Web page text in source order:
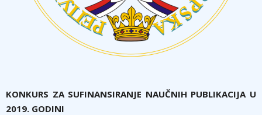
KONKURS ZA SUFINANSIRANJE NAUČNIH PUBLIKACIJA U
2019. GODINI